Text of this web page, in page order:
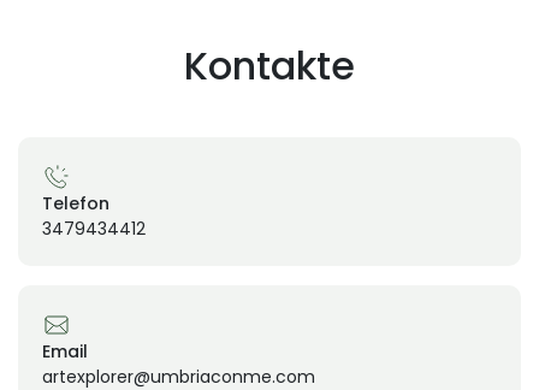
Kontakte
Telefon
3479434412
Email
artexplorer@umbriaconme.com